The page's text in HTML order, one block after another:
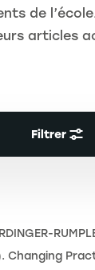
de
articles
Filtrer
Changing